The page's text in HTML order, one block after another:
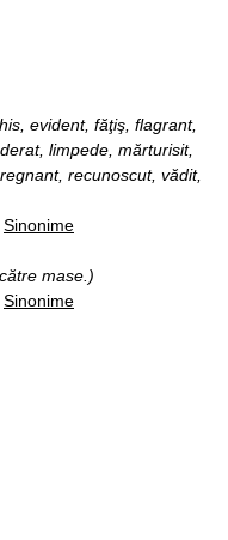
evident, făţiş, flagrant,
limpede, mărturisit,
recunoscut, vădit,
Sinonime
mase.)
Sinonime